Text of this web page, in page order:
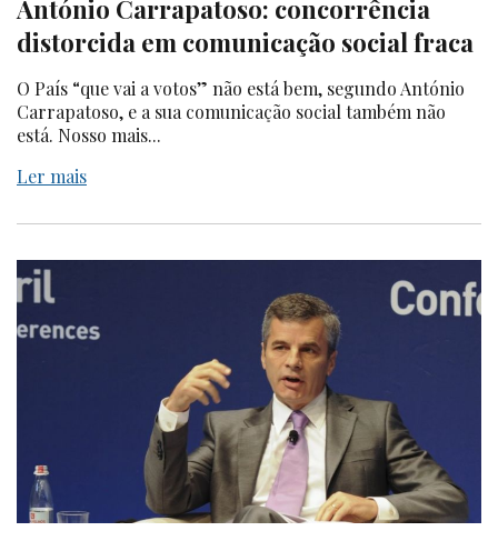
António Carrapatoso: concorrência
distorcida em comunicação social fraca
O País “que vai a votos” não está bem, segundo António
Carrapatoso, e a sua comunicação social também não
está. Nosso mais...
Ler mais